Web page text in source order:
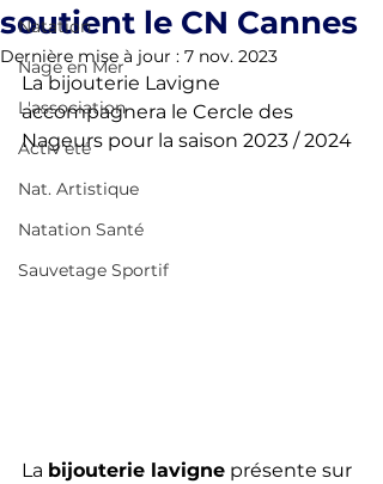
Natation
Nage en Mer
L'association
Activ'été
Nat. Artistique
Natation Santé
Sauvetage Sportif
soutient le CN Cannes
Dernière mise à jour : 7 nov. 2023
La bijouterie Lavigne
accompagnera le Cercle des
Nageurs pour la saison 2023 / 2024
La bijouterie lavigne présente sur